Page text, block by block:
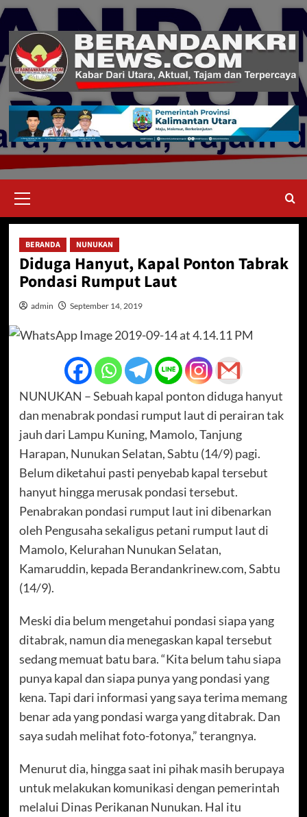
Skip
content
Menu
BERANDA NUNUKAN
Diduga Hanyut, Kapal Ponton Tabrak
Pondasi Rumput Laut
admin September 14, 2019
NUNUKAN – Sebuah kapal ponton diduga hanyut
dan menabrak pondasi rumput laut di perairan tak
jauh dari Lampu Kuning, Mamolo, Tanjung
Harapan, Nunukan Selatan, Sabtu (14/9) pagi.
Belum diketahui pasti penyebab kapal tersebut
hanyut hingga merusak pondasi tersebut.
Penabrakan pondasi rumput laut ini dibenarkan
oleh Pengusaha sekaligus petani rumput laut di
Mamolo, Kelurahan Nunukan Selatan,
Kamaruddin, kepada Berandankrinew.com, Sabtu
(14/9).
Meski dia belum mengetahui pondasi siapa yang
ditabrak, namun dia menegaskan kapal tersebut
sedang memuat batu bara. “Kita belum tahu siapa
punya kapal dan siapa punya yang pondasi yang
kena. Tapi dari informasi yang saya terima memang
benar ada yang pondasi warga yang ditabrak. Dan
saya sudah melihat foto-fotonya,” terangnya.
Menurut dia, hingga saat ini pihak masih berupaya
untuk melakukan komunikasi dengan pemerintah
melalui Dinas Perikanan Nunukan. Hal itu